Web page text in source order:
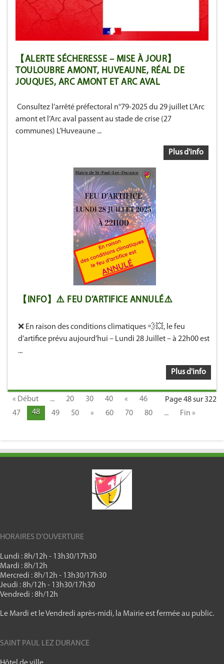
【ALERTE SÉCHERESSE – MISE À JOUR】
TOULOUBRE AMONT, HUVEAUNE, RÉAL DE
JOUQUES, ARC AMONT ET ARC AVAL
Consultez l’arrêté préfectoral n°79-2025 du 29 juillet L’Arc
amont et l’Arc aval passent au stade de crise (27
communes) L’Huveaune ...
Plus d'info
【INFO】⚠️ FEU D’ARTIFICE ANNULÉ⚠️
❌ En raison des conditions climatiques 💨💥, le feu
d’artifice prévu aujourd’hui – Lundi 28 Juillet – à 22h00 est
...
Plus d'info
Page 48 sur 322
« Début ... 20 30 40 «
46
47
48 49 50 » 60 70 80 ... Fin »
HORAIRES D’OUVERTURE
Lundi : 8h/12h - 13h30/17h30
Mardi : 8h/12h
Mercredi : 8h/12h - 13h30/17h30
Jeudi : 8h/12h - 13h30/17h30
Vendredi : 8h/12h
Le Mardi et le Vendredi après-midi, la Mairie est fermée au public.
SAINT PAUL LEZ DURANCE